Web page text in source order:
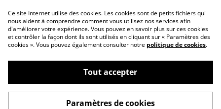
Politique de
confidentialité
Politique de cookies
©2026Les créas de nina
Ce site Internet utilise des cookies. Les cookies sont de petits fichiers qui
nous aident à comprendre comment vous utilisez nos services afin
d'améliorer votre expérience. Vous pouvez en savoir plus sur ces cookies
et contrôler la façon dont ils sont utilisés en cliquant sur « Paramètres des
cookies ». Vous pouvez également consulter notre politique de cookies.
Tout accepter
Paramètres de cookies